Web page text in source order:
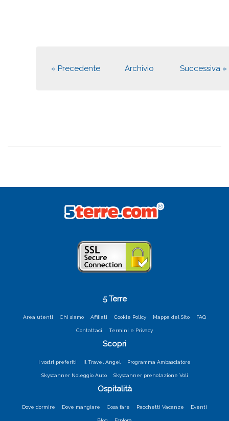
« Precedente Archivio Successiva »
5 Terre
Area utenti Chi siamo Affiliati Cookie Policy Mappa del Sito FAQ
Contattaci Termini e Privacy
Scopri
I vostri preferiti Il Travel Angel Programma Ambasciatore
Skyscanner Noleggio Auto Skyscanner prenotazione Voli
Ospitalità
Dove dormire Dove mangiare Cosa fare Pacchetti Vacanze Eventi